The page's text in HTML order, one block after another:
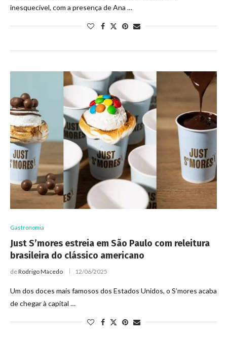
inesquecível, com a presença de Ana …
Gastronomia
Just S’mores estreia em São Paulo com releitura
brasileira do clássico americano
deRodrigo Macedo 12/06/2025
Um dos doces mais famosos dos Estados Unidos, o S’mores acaba
de chegar à capital …